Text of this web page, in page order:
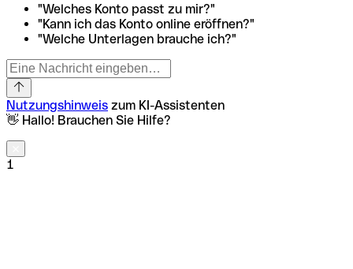
"Welches Konto passt zu mir?"
"Kann ich das Konto online eröffnen?"
"Welche Unterlagen brauche ich?"
Nutzungshinweis zum KI-Assistenten
👋 Hallo! Brauchen Sie Hilfe?
1